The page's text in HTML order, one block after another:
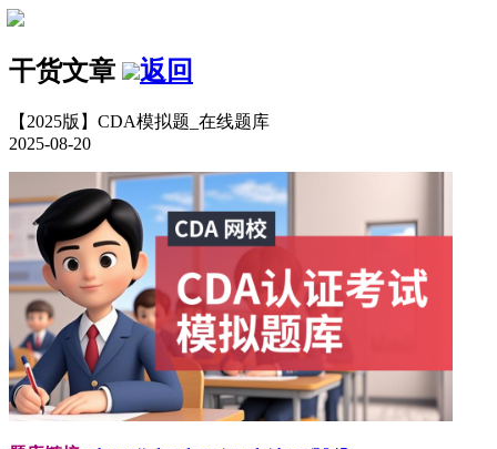
干货文章 返回
【2025版】CDA模拟题_在线题库
2025-08-20